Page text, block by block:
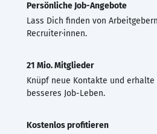
Persönliche Job-Angebote
Lass Dich finden von
Recruiter·innen.
21 Mio. Mitglieder
Knüpf neue Kontakte und
besseres Job-Leben.
Kostenlos profitieren